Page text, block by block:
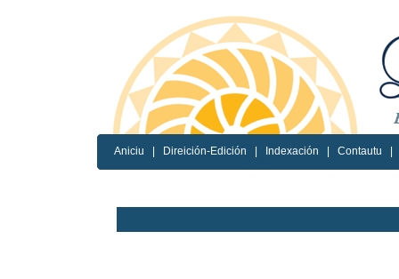
Aniciu Direición-Edición Indexación Contautu